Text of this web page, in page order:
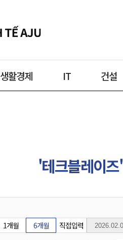
생활경제 IT 건설
'테크블레이즈'
1개월 6개월 직접입력